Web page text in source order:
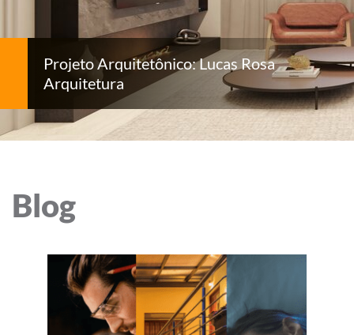
Projeto Arquitetônico: Lucas Rosa
Arquitetura
Blog